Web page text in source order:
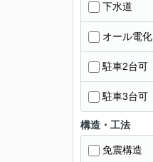
下水道
オール電化
駐車2台可
駐車3台可
構造・工法
免震構造